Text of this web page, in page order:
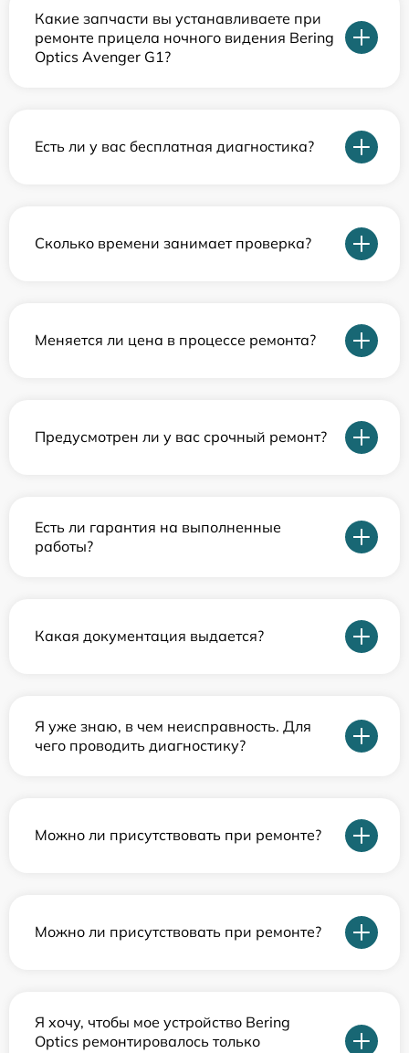
Какие запчасти вы устанавливаете при
ремонте прицела ночного видения Bering
Optics Avenger G1?
Есть ли у вас бесплатная диагностика?
Сколько времени занимает проверка?
Меняется ли цена в процессе ремонта?
Предусмотрен ли у вас срочный ремонт?
Есть ли гарантия на выполненные
работы?
Какая документация выдается?
Я уже знаю, в чем неисправность. Для
чего проводить диагностику?
Можно ли присутствовать при ремонте?
Можно ли присутствовать при ремонте?
Я хочу, чтобы мое устройство Bering
Optics ремонтировалось только